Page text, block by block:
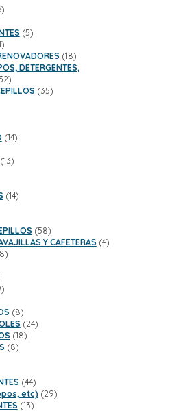
6
55
14
productos
1818
productos
DETERGENTES,
32
productos3535
1414
1313
1414
5858
productos
Y CAFETERAS 44
8
29
88
productos
2424
1818
88
4444
productos
etc) 2929
1313